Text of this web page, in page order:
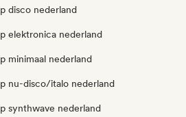
disco nederland
elektronica nederland
minimaal nederland
nu-disco/italo nederland
synthwave nederland